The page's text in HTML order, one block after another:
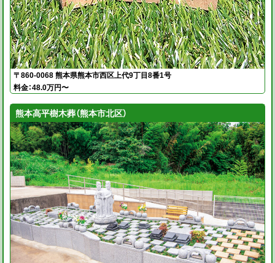
〒860-0068 熊本県熊本市西区上代9丁目8番1号
料金：48.0万円〜
熊本高平樹木葬（熊本市北区）